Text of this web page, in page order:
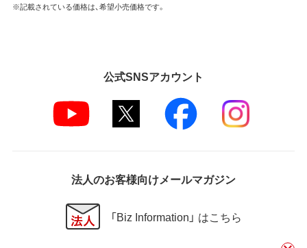
※記載されている価格は、希望小売価格です。
公式SNSアカウント
法人のお客様向けメールマガジン
「Biz Information」 はこちら